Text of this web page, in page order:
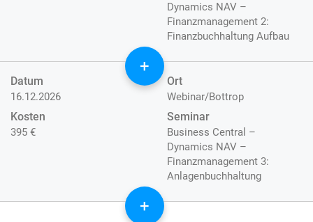
Dynamics NAV –
Finanzmanagement 2:
Finanzbuchhaltung Aufbau
+
Datum
16.12.2026
Ort
Webinar/Bottrop
Kosten
395 €
Seminar
Business Central –
Dynamics NAV –
Finanzmanagement 3:
Anlagenbuchhaltung
+